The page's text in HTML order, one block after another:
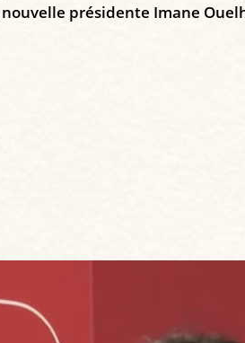
présidente Imane